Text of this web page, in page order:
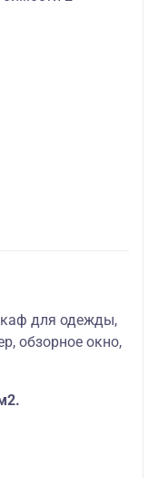
для одежды,
обзорное окно,